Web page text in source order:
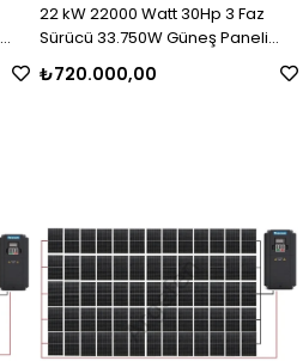
22 kW 22000 Watt 30Hp 3 Faz
Sürücü 33.750W Güneş Paneli
₺720.000,00